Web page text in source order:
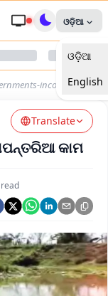
Desh
ଓଡ଼ିଆ
ଓଡ଼ିଆ
English
incompetence
Translate
କାମ